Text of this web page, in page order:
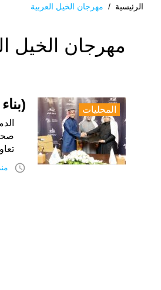
الرئيسية / مهرجان الخيل العربية
الوسم:
مهرجان
العربية
مهرجان الخيل
المحليات
access_time منذ 8